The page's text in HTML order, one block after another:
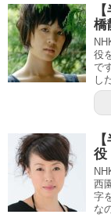
橋
役
で
し
役
西
字
な